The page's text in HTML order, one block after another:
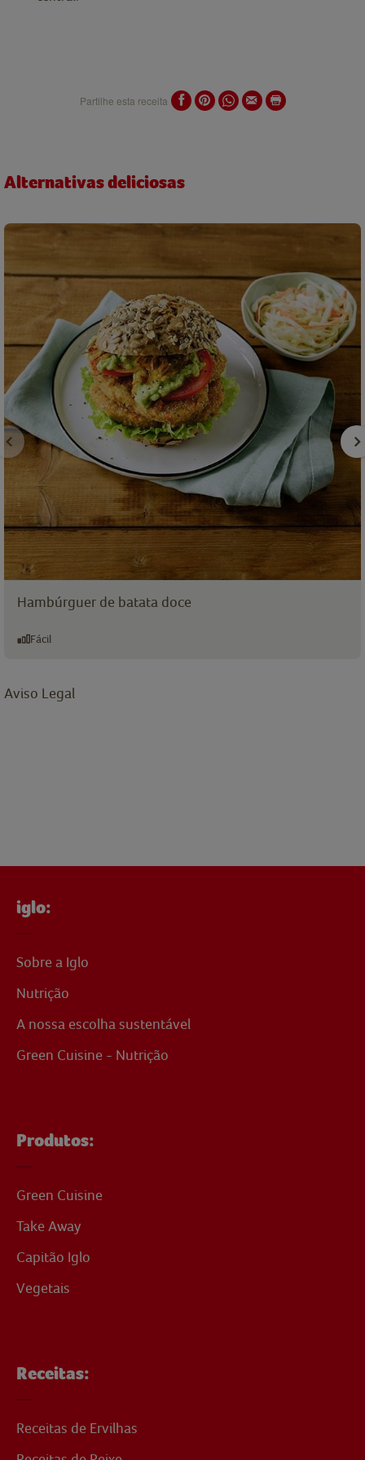
Partilhe esta receita
Alternativas deliciosas
Hambúrguer de batata doce
Fácil
Aviso Legal
iglo:
Sobre a Iglo
Nutrição
A nossa escolha sustentável
Green Cuisine - Nutrição
Produtos:
Green Cuisine
Take Away
Capitão Iglo
Vegetais
Receitas:
Receitas de Ervilhas